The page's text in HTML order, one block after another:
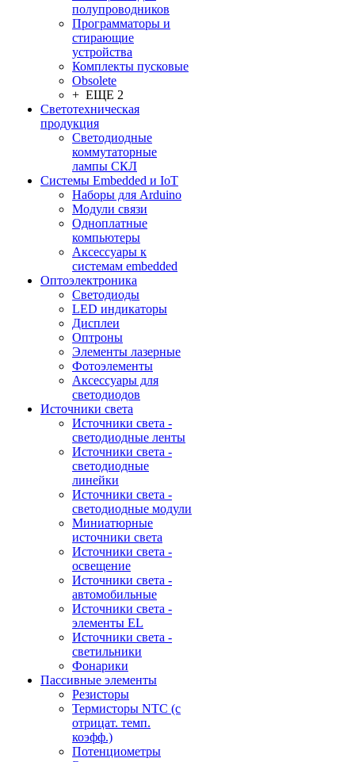
полупроводников
Программаторы и
стирающие
устройства
Комплекты пусковые
Obsolete
+ ЕЩЕ 2
Светотехническая
продукция
Светодиодные
коммутаторные
лампы СКЛ
Системы Embedded и IoT
Наборы для Arduino
Модули связи
Одноплатные
компьютеры
Аксессуары к
системам embedded
Oптоэлектроника
Светодиоды
LED индикаторы
Дисплеи
Оптроны
Элементы лазерные
Фотоэлементы
Аксессуары для
светодиодов
Источники света
Источники света -
светодиодные ленты
Источники света -
светодиодные
линейки
Источники света -
светодиодные модули
Миниатюрные
источники света
Источники света -
освещение
Источники света -
автомобильные
Источники света -
элементы EL
Источники света -
светильники
Фонарики
Пассивные элементы
Резисторы
Термисторы NTC (с
отрицат. темп.
коэфф.)
Потенциометры